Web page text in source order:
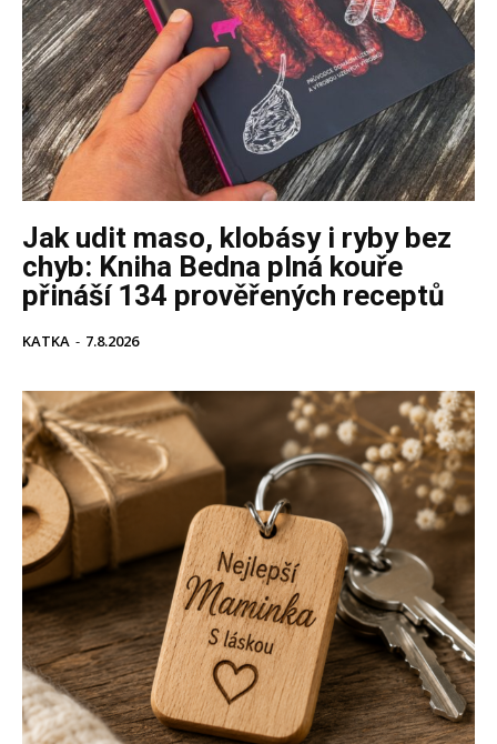
Jak udit maso, klobásy i ryby bez
chyb: Kniha Bedna plná kouře
přináší 134 prověřených receptů
KATKA - 7.8.2026